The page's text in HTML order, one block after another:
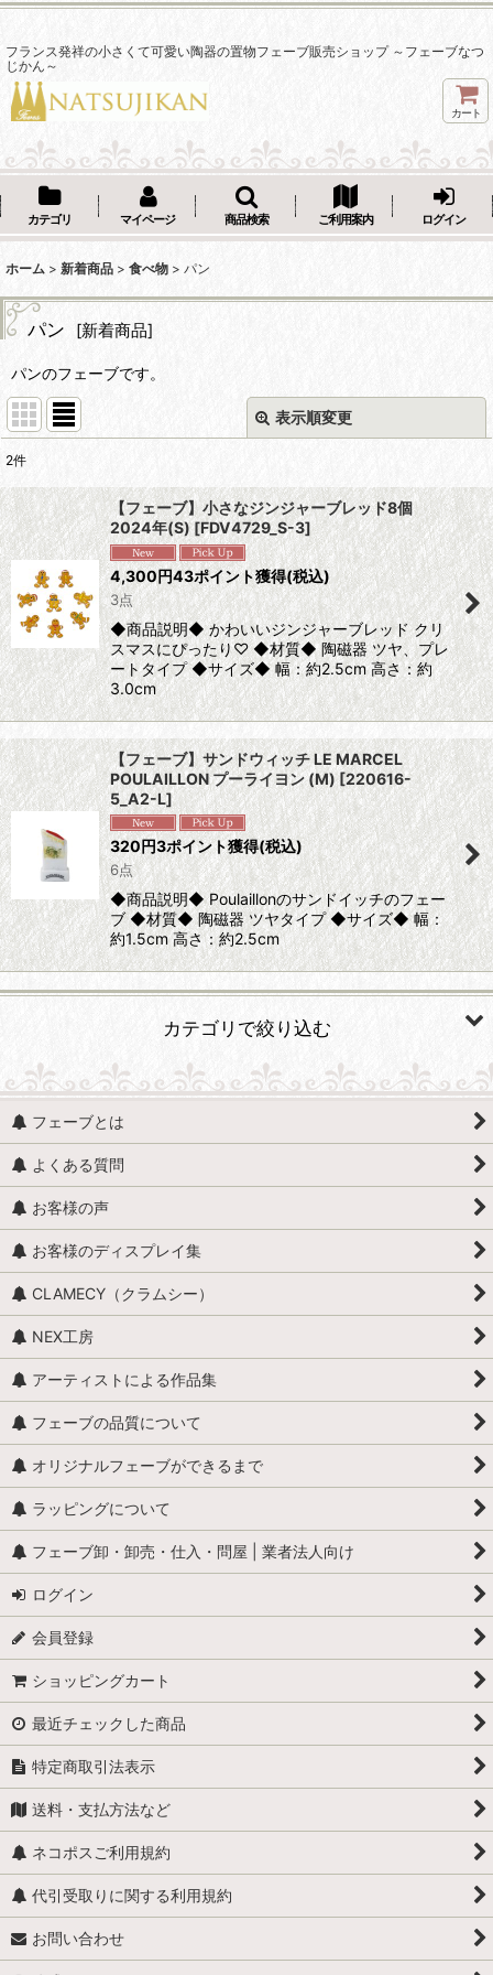
フランス発祥の小さくて可愛い陶器の置物フェーブ販売ショップ ～フェーブなつ
じかん～
カート
カテゴリ マイページ 商品検索 ご利用案内 ログイン
ホーム > 新着商品 > 食べ物 > パン
パン [新着商品]
パンのフェーブです。
表示順変更
並び順:
絞り込む
2件
【フェーブ】小さなジンジャーブレッド8個
2024年(S) [FDV4729_S-3]
4,300円43ポイント獲得(税込)
3点
◆商品説明◆ かわいいジンジャーブレッド クリ
スマスにぴったり♡ ◆材質◆ 陶磁器 ツヤ、プレ
ートタイプ ◆サイズ◆ 幅：約2.5cm 高さ：約
3.0cm
【フェーブ】サンドウィッチ LE MARCEL
POULAILLON プーライヨン (M) [220616-
5_A2-L]
320円3ポイント獲得(税込)
6点
◆商品説明◆ Poulaillonのサンドイッチのフェー
ブ ◆材質◆ 陶磁器 ツヤタイプ ◆サイズ◆ 幅：
約1.5cm 高さ：約2.5cm
カテゴリで絞り込む
食べ物 (すべての商品を表示)
食べ物・食料雑貨
レシピ・材料
ジャム・ジャム瓶
アイスデザート
お菓子（セット）
コーヒー
やさい
くだもの
ガレットデロワ
マカロン
パン
ワイン・カクテル・ブランデー
フェーブとは
よくある質問
お客様の声
お客様のディスプレイ集
CLAMECY（クラムシー）
NEX工房
アーティストによる作品集
フェーブの品質について
オリジナルフェーブができるまで
ラッピングについて
フェーブ卸・卸売・仕入・問屋 | 業者法人向け
ログイン
会員登録
ショッピングカート
最近チェックした商品
特定商取引法表示
送料・支払方法など
ネコポスご利用規約
代引受取りに関する利用規約
お問い合わせ